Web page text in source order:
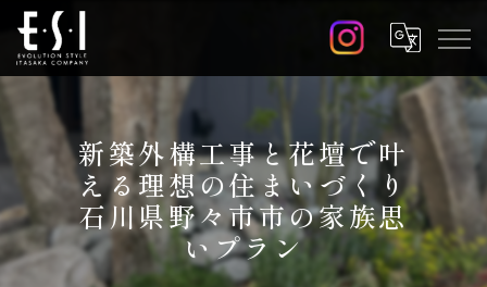
新築外構工事と花壇で叶
える理想の住まいづくり
石川県野々市市の家族思
いプラン